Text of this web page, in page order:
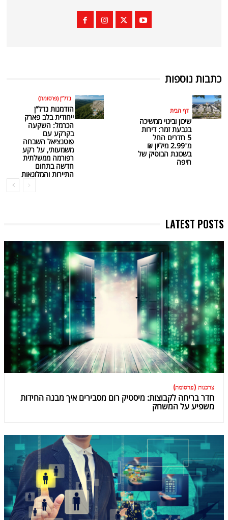
כתבות נוספות
דף הבית
שיכון ובינוי ממשיכה
בגבעת זמר: דירות
5 חדרים החל
מ־2.99 מיליון ₪
בשכונת הבוטיק של
חיפה
נדל"ן (פרסומת)
הזדמנות נדל”ן
ייחודית בלב פארק
הכרמל: השקעה
בקרקע עם
פוטנציאל השבחה
משמעותי, על רקע
רפורמה ממשלתית
חדשה בתחום
התיירות והמלונאות
LATEST POSTS
צרכנות (פרסומת)
חדר בריחה לקבוצות: מיסטיק רום מסבירים איך מבנה החידות
משפיע על המשחק